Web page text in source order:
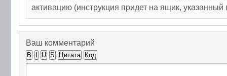
активацию (инструкция придет на ящик, указанный
Ваш комментарий
B U S Цитата Код